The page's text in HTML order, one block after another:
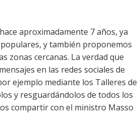
aproximadamente 7 años, ya
y también proponemos
zonas cercanas. La verdad que
en las redes sociales de
ejemplo mediante los Talleres de
y resguardándolos de todos los
compartir con el ministro Masso